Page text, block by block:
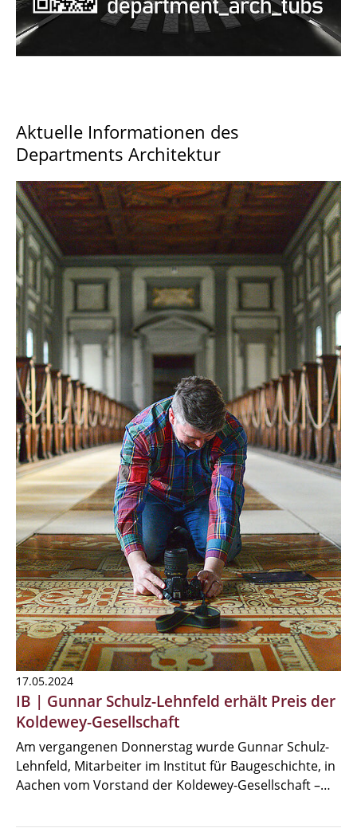
Aktuelle Informationen des
Departments Architektur
17.05.2024
IB | Gunnar Schulz-Lehnfeld erhält Preis der
Koldewey-Gesellschaft
Am vergangenen Donnerstag wurde Gunnar Schulz-
Lehnfeld, Mitarbeiter im Institut für Baugeschichte, in
Aachen vom Vorstand der Koldewey-Gesellschaft –…